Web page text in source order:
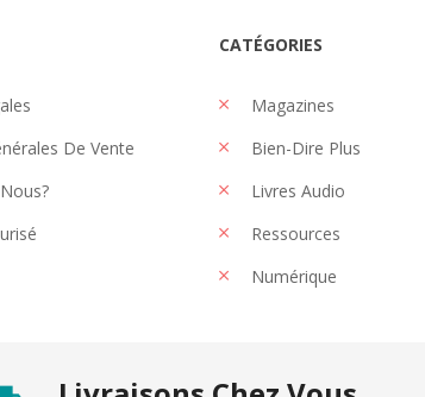
De Vente
CATÉGORIES
Magazines
Bien-Dire Plus
Livres Audio
Ressources
Numérique